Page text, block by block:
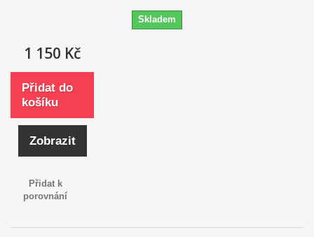
Skladem
1 150 Kč
Přidat do
košíku
Zobrazit
Přidat k
porovnání